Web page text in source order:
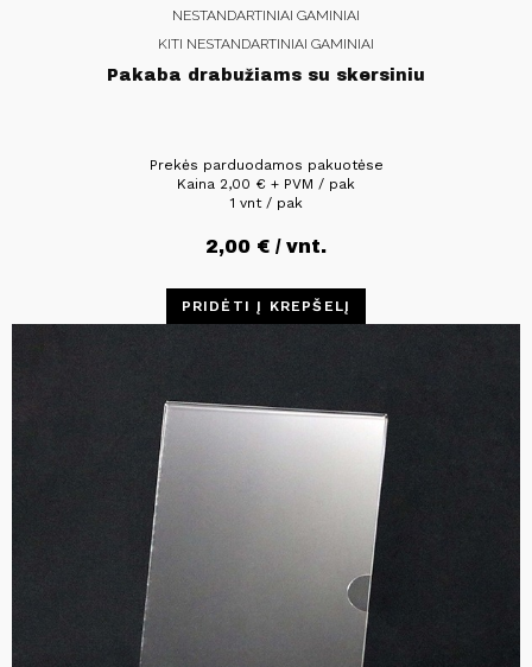
NESTANDARTINIAI GAMINIAI
KITI NESTANDARTINIAI GAMINIAI
Pakaba drabužiams su skersiniu
Prekės parduodamos pakuotėse
Kaina 2,00 € + PVM / pak
1 vnt / pak
2,00 € / vnt.
PRIDĖTI Į KREPŠELĮ